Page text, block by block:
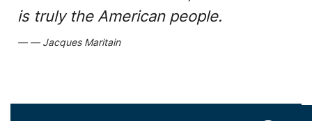
is truly the American people.
Jacques Maritain